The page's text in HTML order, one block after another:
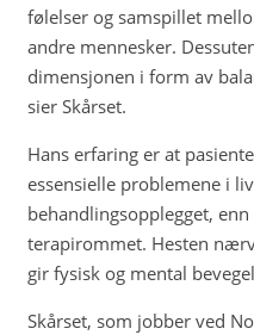
følelser og samspillet
andre mennesker.
dimensjonen i form av
sier Skårset.
Hans erfaring er at
essensielle problemene i
behandlingsopplegget,
terapirommet. Hesten
gir fysisk og mental
Skårset, som jobber ved